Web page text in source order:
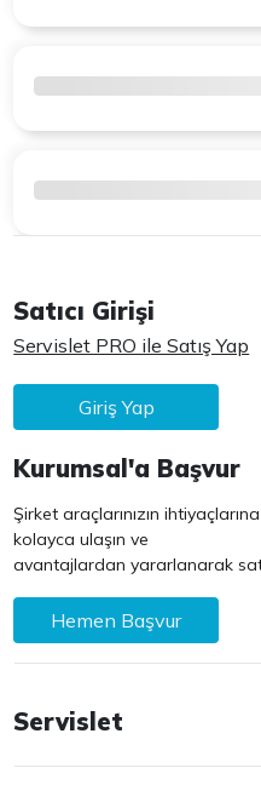
Satıcı Girişi
Servislet PRO ile Satış Yap
Giriş Yap
Kurumsal'a Başvur
Şirket araçlarınızın
kolayca ulaşın ve
avantajlardan yararlanarak
Hemen Başvur
Servislet